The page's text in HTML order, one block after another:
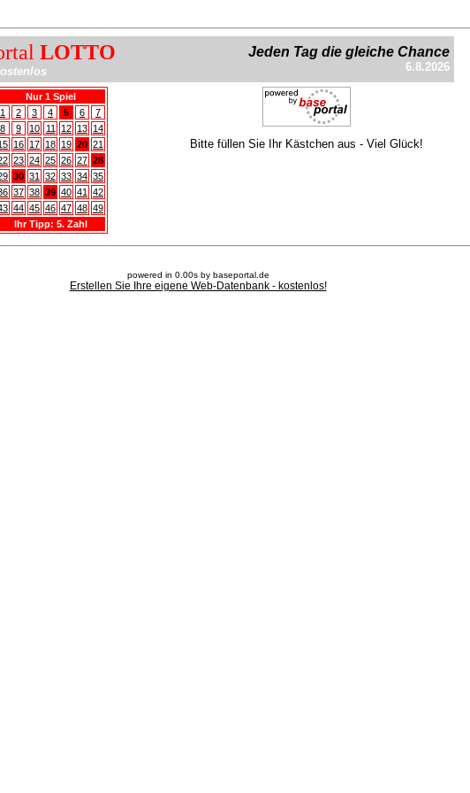
LOTTO Jeden Tag die gleiche Chance
6.8.2026
Nur 1 Spiel
1
2 3 4 5 6
7
8
9 10 11 12 13 14
16 17 18 19 20 21
23 24 25 26 27 28
30 31 32 33 34 35
37 38 39 40 41
42
44 45 46 47 48 49
Ihr Tipp: 5. Zahl
Bitte füllen Sie Ihr Kästchen aus - Viel Glück!
powered in 0.00s by baseportal.de
Erstellen Sie Ihre eigene Web-Datenbank - kostenlos!